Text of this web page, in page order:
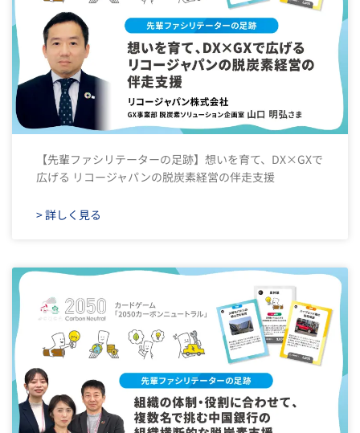
【先輩ファシリテーターの足跡】想いを育て、DX×GXで
広げる リコージャパンの脱炭素経営の伴走支援
> 詳しく見る